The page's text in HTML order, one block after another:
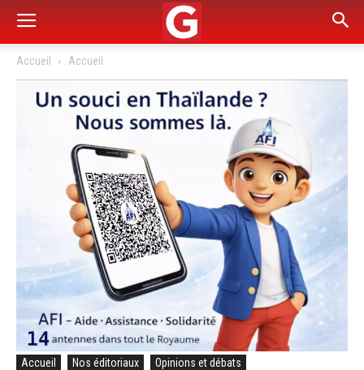
Accueil Accueil
Accueil Nos éditoriaux Opinions et débats